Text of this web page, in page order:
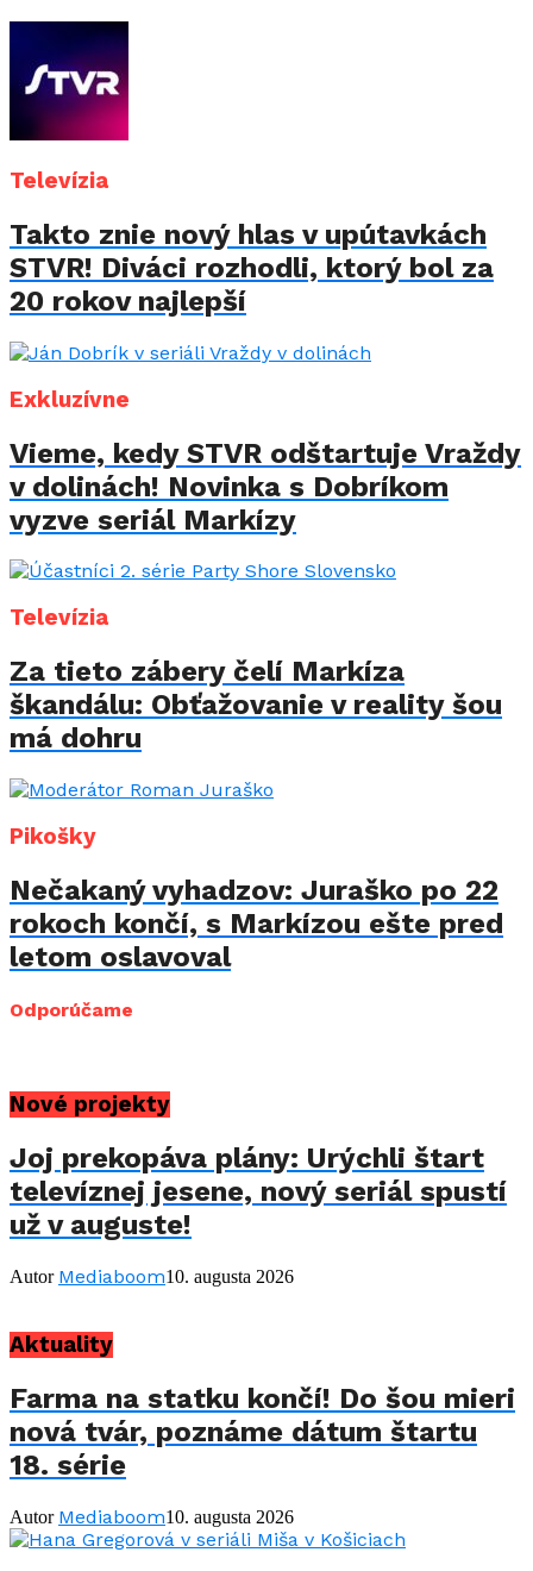
Televízia
Takto znie nový hlas v upútavkách
STVR! Diváci rozhodli, ktorý bol za
20 rokov najlepší
Exkluzívne
Vieme, kedy STVR odštartuje Vraždy
v dolinách! Novinka s Dobríkom
vyzve seriál Markízy
Televízia
Za tieto zábery čelí Markíza
škandálu: Obťažovanie v reality šou
má dohru
Pikošky
Nečakaný vyhadzov: Juraško po 22
rokoch končí, s Markízou ešte pred
letom oslavoval
Odporúčame
Nové projekty
Joj prekopáva plány: Urýchli štart
televíznej jesene, nový seriál spustí
už v auguste!
Autor Mediaboom10. augusta 2026
Aktuality
Farma na statku končí! Do šou mieri
nová tvár, poznáme dátum štartu
18. série
Autor Mediaboom10. augusta 2026